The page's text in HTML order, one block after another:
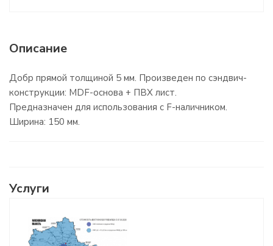
Описание
Добр прямой толщиной 5 мм. Произведен по сэндвич-
конструкции: MDF-основа + ПВХ лист.
Предназначен для использования с F-наличником.
Ширина: 150 мм.
Услуги